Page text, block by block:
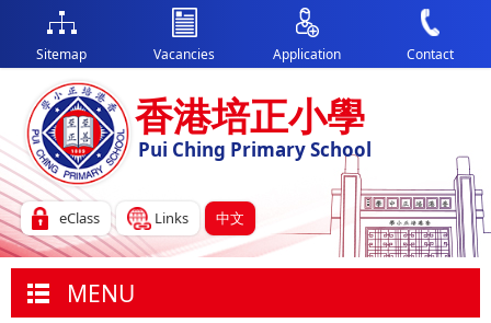
香港培正小學
Pui Ching Primary School
eClass Links 中文
Sitemap Vacancies Application Contact
MENU